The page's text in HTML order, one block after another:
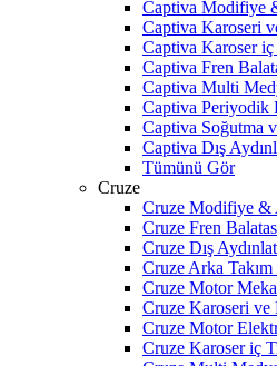
Captiva Modifiye
Captiva Karoseri
Captiva Karoser
Captiva Fren
Captiva Multi
Captiva Periyodik
Captiva Soğutma
Captiva Dış
Tümünü Gör
Cruze
Cruze Modifiye &
Cruze Fren
Cruze Dış
Cruze Arka
Cruze Motor
Cruze Karoseri
Cruze Motor
Cruze Karoser iç